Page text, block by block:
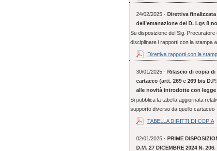
24/02/2025 - Direttiva
dell’emanazione del D. Lgs 8
Su disposizione del Sig.
disciplinare i rapporti con la stampa
Direttiva rapporti con la
30/01/2025 - Rilascio di copia
cartaceo (artt. 269 e 269 bis
alle novità introdotte con legge
Si pubblica la tabella aggiornata
supporto diverso da quello
TABELLA DIRITTI DI COPIA
02/01/2025 - PRIME
D.M. 27 DICEMBRE 2024 N. 206.